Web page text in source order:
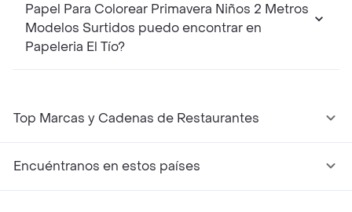
Papel Para Colorear Primavera Niños 2 Metros
Modelos Surtidos puedo encontrar en
Papeleria El Tío?
Top Marcas y Cadenas de Restaurantes
Encuéntranos en estos países